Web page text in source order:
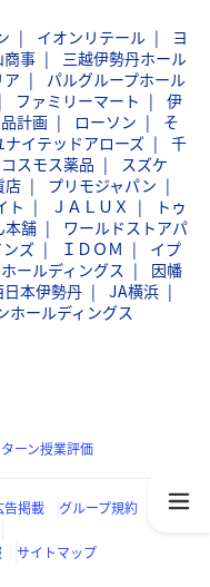
イオンリテール
ヨ
商事
三越伊勢丹ホール
パルグループホール
ファミリーマート
伊
計画 ローソン
そ
ナイテッドアローズ
千
コスモス薬品
スズケ
店
プリモジャパン
ト ＪＡＬＵＸ
トゥ
本舗
ワールドストアパ
ズ ＩＤＯＭ
イプ
ールディングス
因幡
日本伊勢丹
JA横浜
ホールディングス
ーン授業評価
告掲載
グループ規約
サイトマップ